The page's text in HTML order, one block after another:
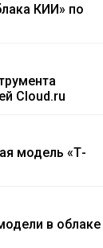
КИИ» по
Cloud.ru
модель «Т-
в облаке